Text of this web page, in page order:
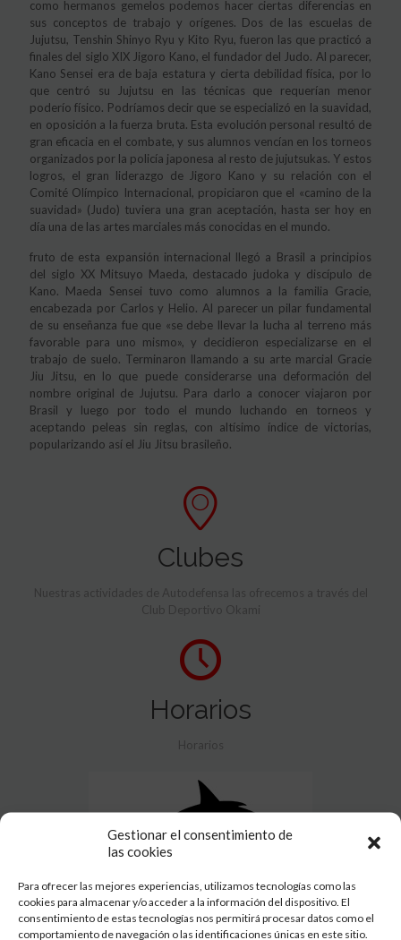
Gestionar el consentimiento de
las cookies
Para ofrecer las mejores experiencias, utilizamos tecnologías como las
cookies para almacenar y/o acceder a la información del dispositivo. El
consentimiento de estas tecnologías nos permitirá procesar datos como el
comportamiento de navegación o las identificaciones únicas en este sitio.
como hermanos gemelos podemos hacer ciertas diferencias en
sus conceptos de trabajo y orígenes. Dos de las escuelas de
Jujutsu, Tenshin Shinyo Ryu y Kito Ryu, fueron las que practicó a
finales del siglo XIX Jigoro Kano, el fundador del Judo. Al parecer,
Kano Sensei era de baja estatura y cierta debilidad física, por lo
que centró su Jujutsu en las técnicas que requerían menor
poderío físico. Podríamos decir que se especializó en la suavidad,
en oposición a la fuerza bruta. Esta evolución personal resultó de
gran eficacia en el combate, y sus alumnos vencían en los torneos
organizados por la policía japonesa al resto de jujutsukas. Y estos
logros, el gran liderazgo de Jigoro Kano y su relación con el
Comité Olímpico Internacional, propiciaron que el «camino de la
suavidad» (Judo) tuviera una gran aceptación, hasta ser hoy en
día una de las artes marciales más conocidas en el mundo.
fruto de esta expansión internacional llegó a Brasil a principios
del siglo XX Mitsuyo Maeda, destacado judoka y discípulo de
Kano. Maeda Sensei tuvo como alumnos a la familia Gracie,
encabezada por Carlos y Helio. Al parecer un pilar fundamental
de su enseñanza fue que «se debe llevar la lucha al terreno más
favorable para uno mismo», y decidieron especializarse en el
trabajo de suelo. Terminaron llamando a su arte marcial Gracie
Jiu Jitsu, en lo que puede considerarse una deformación del
nombre original de Jujutsu. Para darlo a conocer viajaron por
Brasil y luego por todo el mundo luchando en torneos y
aceptando peleas sin reglas, con altísimo índice de victorias,
popularizando así el Jiu Jitsu brasileño.
Clubes
Nuestras actividades de Autodefensa las ofrecemos a través del
Club Deportivo Okami
Horarios
Horarios